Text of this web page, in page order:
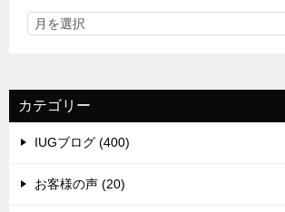
カテゴリー
IUGブログ (400)
お客様の声 (20)